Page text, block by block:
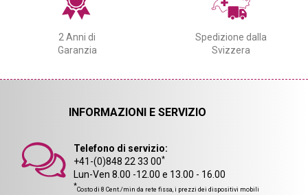
2 Anni di
Garanzia
Spedizione dalla
Svizzera
INFORMAZIONI E SERVIZIO
Telefono di servizio:
+41-(0)848 22 33 00*
Lun-Ven 8.00 -12.00 e 13.00 - 16.00
*Costo di 8 Cent./min da rete fissa, i prezzi dei dispositivi mobili